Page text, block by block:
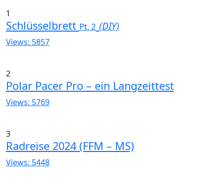
1
Schlüsselbrett Pt. 2 (DIY)
Views: 5857
2
Polar Pacer Pro – ein Langzeittest
Views: 5769
3
Radreise 2024 (FFM – MS)
Views: 5448